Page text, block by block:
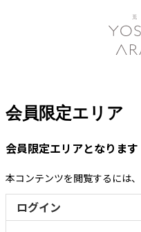
会員限定エリア
会員限定エリアとなります
本コンテンツを閲覧するには
ログイン